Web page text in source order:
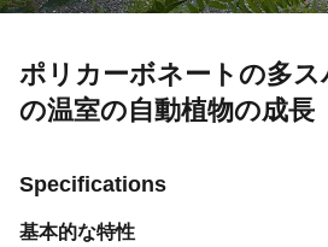
ポリカーボネートの多ス
の温室の自動植物の成長
Specifications
基本的な特性